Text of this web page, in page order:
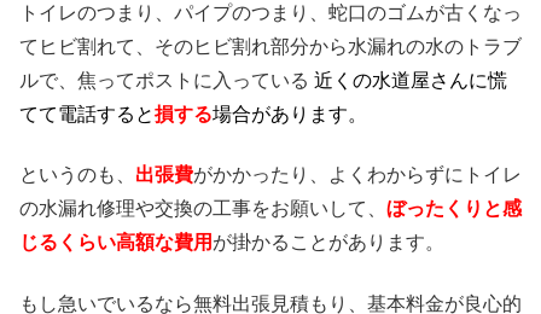
トイレのつまり、パイプのつまり、蛇口のゴムが古くなっ
てヒビ割れて、そのヒビ割れ部分から水漏れの水のトラブ
ルで、焦ってポストに入っている 近くの水道屋さんに慌
てて電話すると損する場合があります。
というのも、 出張費がかかったり、よくわからずにトイレ
の水漏れ修理や交換の工事をお願いして、 ぼったくりと感
じるくらい高額な費用 が掛かることがあります。
もし急いでいるなら無料出張見積もり、基本料金が良心的